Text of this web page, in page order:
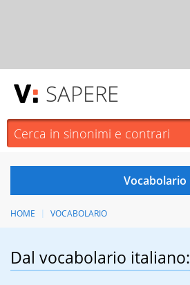
SAPERE
HOME VOCABOLARIO
Dal vocabolario italiano: